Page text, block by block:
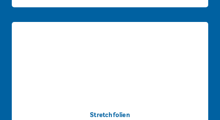
Stretchfolien